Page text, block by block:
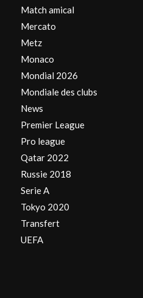
Match amical
Mercato
Metz
Monaco
Mondial 2026
Mondiale des clubs
News
Premier League
Pro league
Qatar 2022
Russie 2018
Serie A
Tokyo 2020
Transfert
UEFA